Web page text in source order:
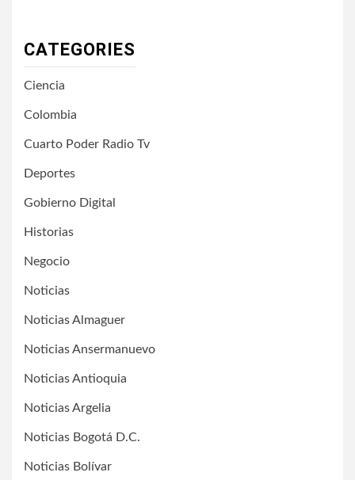
CATEGORIES
Ciencia
Colombia
Cuarto Poder Radio Tv
Deportes
Gobierno Digital
Historias
Negocio
Noticias
Noticias Almaguer
Noticias Ansermanuevo
Noticias Antioquia
Noticias Argelia
Noticias Bogotá D.C.
Noticias Bolívar